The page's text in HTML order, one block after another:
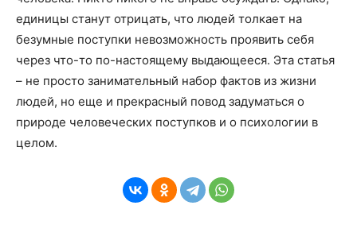
единицы станут отрицать, что людей толкает на
безумные поступки невозможность проявить себя
через что-то по-настоящему выдающееся. Эта статья
– не просто занимательный набор фактов из жизни
людей, но еще и прекрасный повод задуматься о
природе человеческих поступков и о психологии в
целом.